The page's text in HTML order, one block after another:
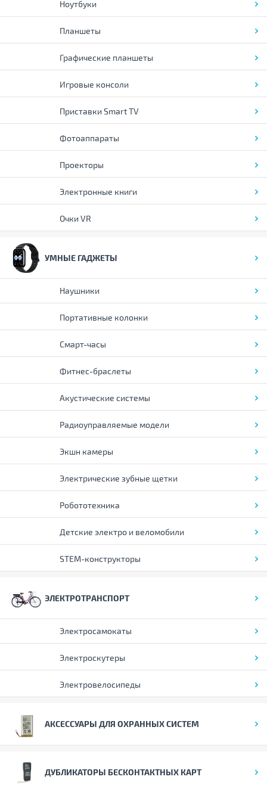
Ноутбуки
Планшеты
Графические планшеты
Игровые консоли
Приставки Smart TV
Фотоаппараты
Проекторы
Электронные книги
Очки VR
УМНЫЕ ГАДЖЕТЫ
Наушники
Портативные колонки
Смарт-часы
Фитнес-браслеты
Акустические системы
Радиоуправляемые модели
Экшн камеры
Электрические зубные щетки
Робототехника
Детские электро и веломобили
STEM-конструкторы
ЭЛЕКТРОТРАНСПОРТ
Электросамокаты
Электроскутеры
Электровелосипеды
АКСЕССУАРЫ ДЛЯ ОХРАННЫХ СИСТЕМ
ДУБЛИКАТОРЫ БЕСКОНТАКТНЫХ КАРТ